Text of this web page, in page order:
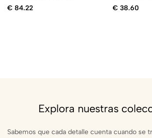
€ 84.22 € 38.60
Explora nuestras
Sabemos que cada detalle cuenta cuando se